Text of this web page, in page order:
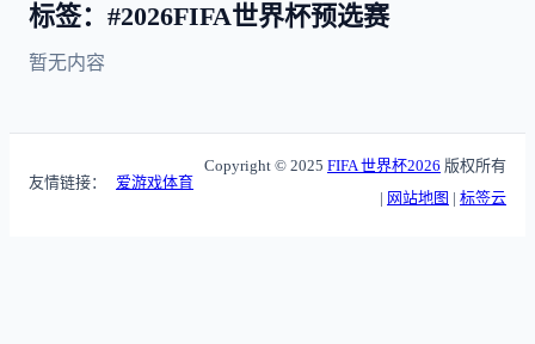
标签：#2026FIFA世界杯预选赛
暂无内容
友情链接： 爱游戏体育
Copyright © 2025 FIFA 世界杯2026 版权所有
| 网站地图 | 标签云